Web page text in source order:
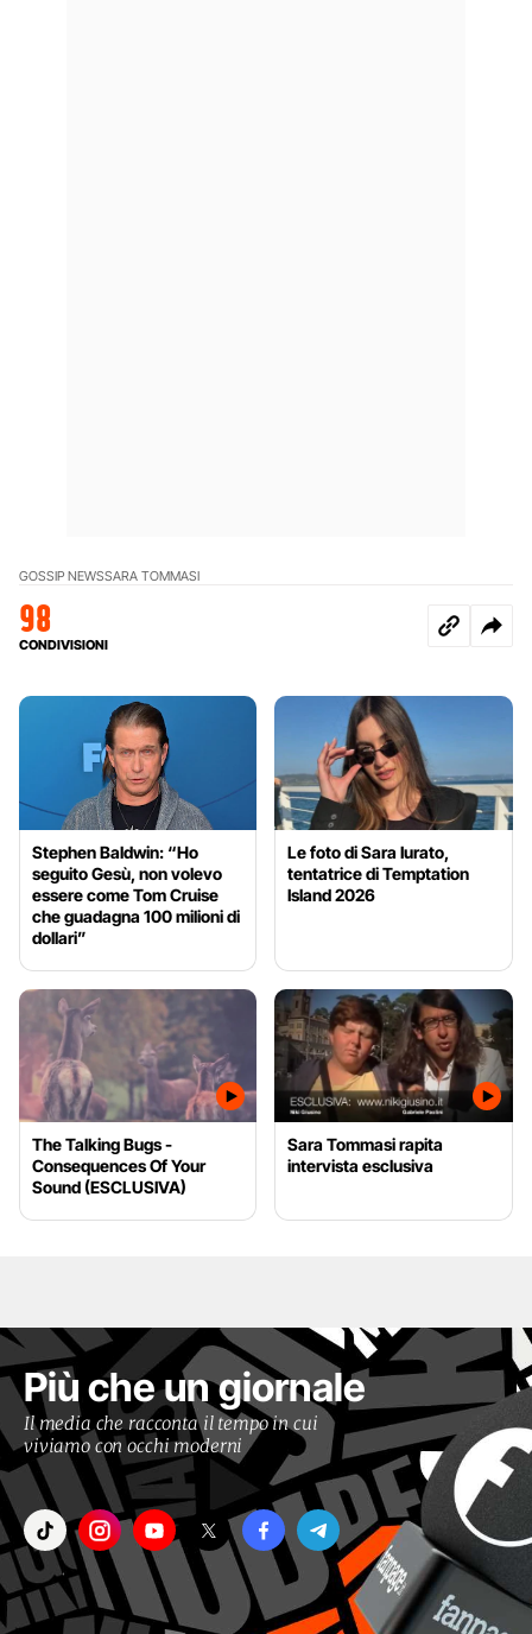
GOSSIP NEWSSARA TOMMASI
98
CONDIVISIONI
Stephen Baldwin: “Ho
seguito Gesù, non volevo
essere come Tom Cruise
che guadagna 100 milioni di
dollari”
Le foto di Sara Iurato,
tentatrice di Temptation
Island 2026
The Talking Bugs -
Consequences Of Your
Sound (ESCLUSIVA)
Sara Tommasi rapita
intervista esclusiva
Più che un giornale
Il media che racconta il tempo in cui
viviamo con occhi moderni